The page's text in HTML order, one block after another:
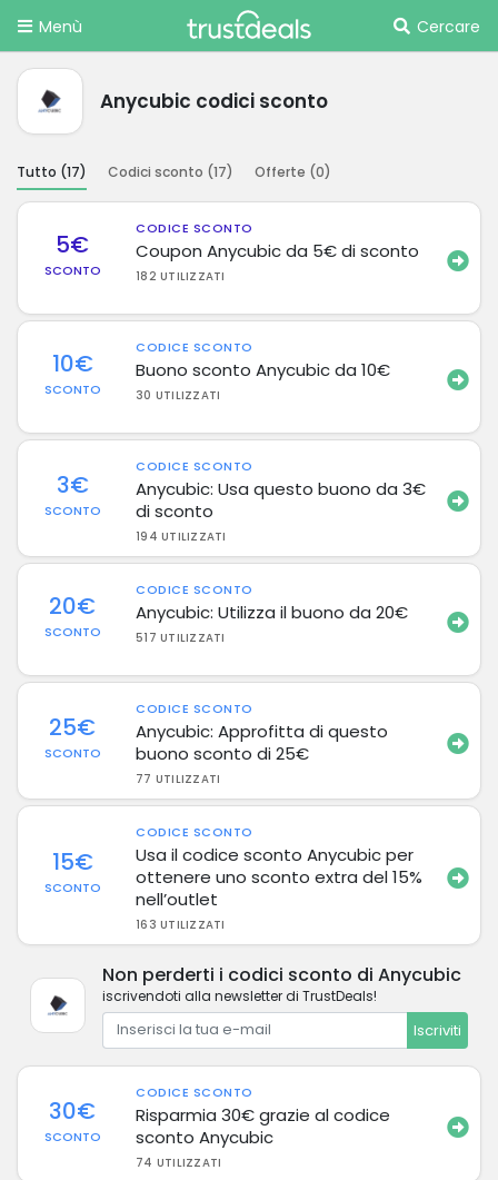
Menù Cercare
Anycubic codici sconto
Tutto (17) Codici sconto (17) Offerte (0)
5€
SCONTO
CODICE SCONTO
Coupon Anycubic da 5€ di sconto
182 UTILIZZATI
10€
SCONTO
CODICE SCONTO
Buono sconto Anycubic da 10€
30 UTILIZZATI
3€
SCONTO
CODICE SCONTO
Anycubic: Usa questo buono da 3€
di sconto
194 UTILIZZATI
20€
SCONTO
CODICE SCONTO
Anycubic: Utilizza il buono da 20€
517 UTILIZZATI
25€
SCONTO
CODICE SCONTO
Anycubic: Approfitta di questo
buono sconto di 25€
77 UTILIZZATI
15€
SCONTO
CODICE SCONTO
Usa il codice sconto Anycubic per
ottenere uno sconto extra del 15%
nell’outlet
163 UTILIZZATI
Non perderti i codici sconto di Anycubic
iscrivendoti alla newsletter di TrustDeals!
Iscriviti
30€
SCONTO
CODICE SCONTO
Risparmia 30€ grazie al codice
sconto Anycubic
74 UTILIZZATI